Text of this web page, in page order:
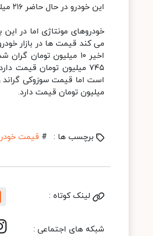
این خودرو در حال حاضر ۲۱۶ میلیون تومان قیمت دارد.
خودروهای مونتاژی اما در
میلیون تومان قیمت دارد.
برچسب ها : # قیمت
لینک کوتاه :
شبکه های اجتماعی :